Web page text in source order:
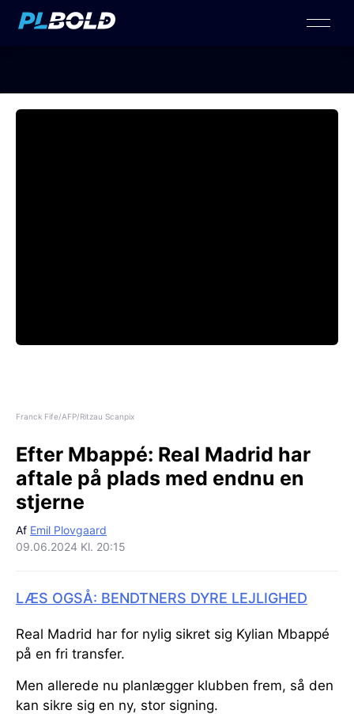
Franck Fife/AFP/Ritzau Scanpix
Efter Mbappé: Real Madrid har
aftale på plads med endnu en
stjerne
Af Emil Plovgaard
09.06.2024 Kl. 20:15
LÆS OGSÅ: BENDTNERS DYRE LEJLIGHED
Real Madrid har for nylig sikret sig Kylian Mbappé
på en fri transfer.
Men allerede nu planlægger klubben frem, så den
kan sikre sig en ny, stor signing.